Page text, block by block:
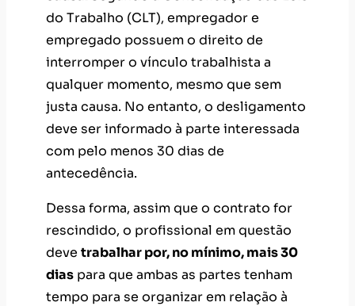
do Trabalho (CLT), empregador e
empregado possuem o direito de
interromper o vínculo trabalhista a
qualquer momento, mesmo que sem
justa causa. No entanto, o desligamento
deve ser informado à parte interessada
com pelo menos 30 dias de
antecedência.
Dessa forma, assim que o contrato for
rescindido, o profissional em questão
deve trabalhar por, no mínimo, mais 30
dias para que ambas as partes tenham
tempo para se organizar em relação à